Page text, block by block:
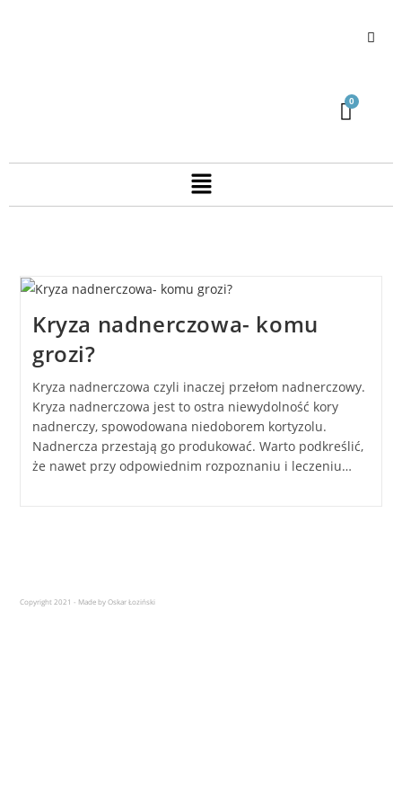
Kryza nadnerczowa- komu
grozi?
Kryza nadnerczowa czyli inaczej przełom nadnerczowy.
Kryza nadnerczowa jest to ostra niewydolność kory
nadnerczy, spowodowana niedoborem kortyzolu.
Nadnercza przestają go produkować. Warto podkreślić,
że nawet przy odpowiednim rozpoznaniu i leczeniu…
Copyright 2021 - Made by Oskar Łoziński